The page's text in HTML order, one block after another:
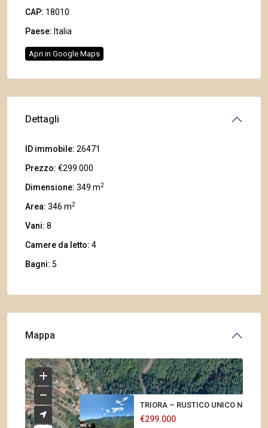
CAP: 18010
Paese: Italia
Apri in Google Maps
Dettagli
ID immobile: 26471
Prezzo: €299.000
Dimensione: 349 m2
Area: 346 m2
Vani: 8
Camere da letto: 4
Bagni: 5
Mappa
TRIORA – RUSTICO UNICO NELLA
€299.000